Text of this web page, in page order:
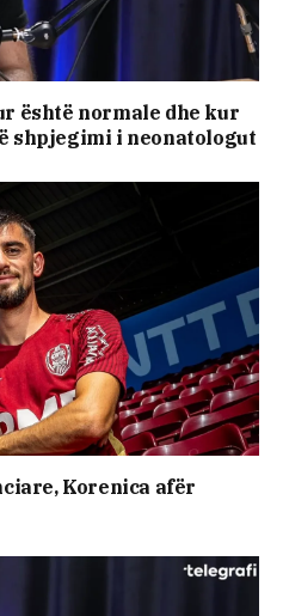
është normale dhe kur
shpjegimi i neonatologut
Korenica afër